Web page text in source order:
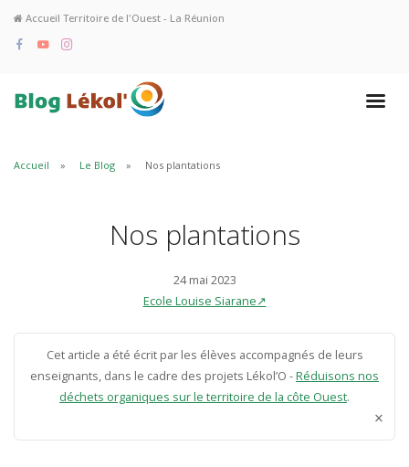
Accueil Territoire de l'Ouest - La Réunion
Accueil Le Blog Nos plantations
Nos plantations
24 mai 2023
Ecole Louise Siarane↗
Cet article a été écrit par les élèves accompagnés de leurs
enseignants, dans le cadre des projets Lékol’O -Réduisons nos
déchets organiques sur le territoire de la côte Ouest.
×